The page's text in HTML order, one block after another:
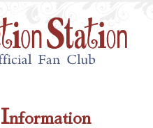
Information